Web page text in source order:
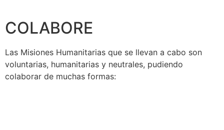
COLABORE
Las Misiones Humanitarias que se llevan a cabo son
voluntarias, humanitarias y neutrales, pudiendo
colaborar de muchas formas: